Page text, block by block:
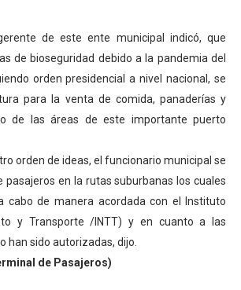
espacios del OAN para la
en el marco del Encuentro LAGO
con plan de asfaltado
fortalece la coordinación de
Sánchez apadrina a más de 993
Regional llega a Pueblo Llano con la
de este ente municipal indicó, que
de bioseguridad debido a la pandemia del
orden presidencial a nivel nacional, se
para la venta de comida, panaderías y
de las áreas de este importante puerto
orden de ideas, el funcionario municipal se
pasajeros en la rutas suburbanas los cuales
cabo de manera acordada con el Instituto
y Transporte /INTT) y en cuanto a las
han sido autorizadas, dijo.
de Pasajeros)